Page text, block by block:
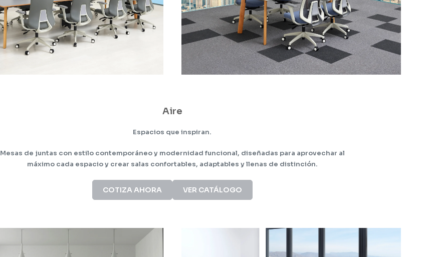
Aire
Espacios que inspiran.
Mesas de juntas con estilo contemporáneo y modernidad funcional, diseñadas para aprovechar al
máximo cada espacio y crear salas confortables, adaptables y llenas de distinción.
COTIZA AHORA VER CATÁLOGO